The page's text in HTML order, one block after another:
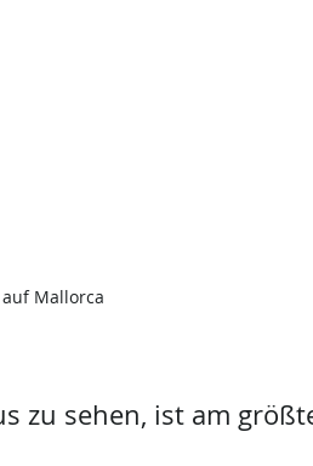
Mallorca
zu sehen, ist am